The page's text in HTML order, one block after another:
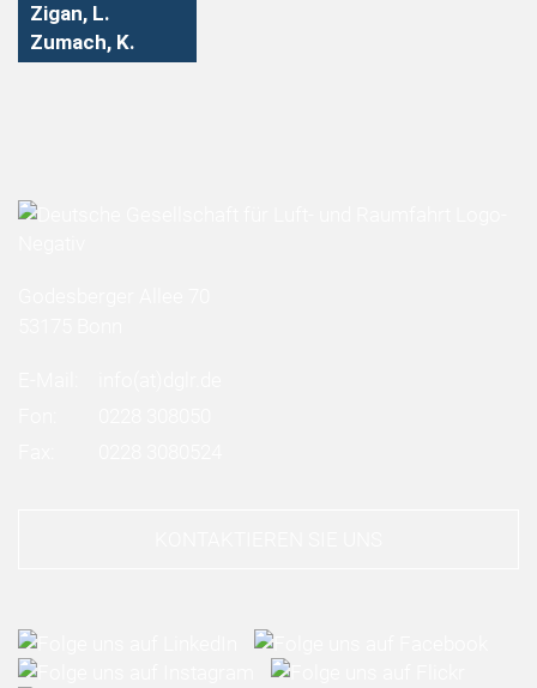
Zigan, L.
Zumach, K.